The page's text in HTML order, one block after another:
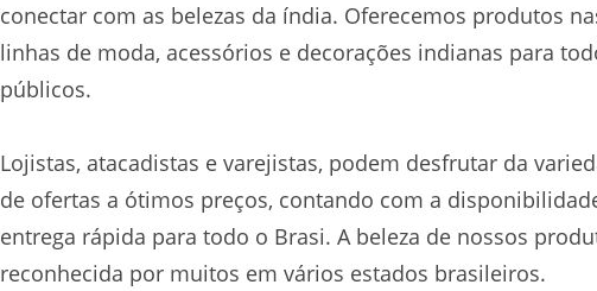
conectar com as belezas da índia. Oferecemos produtos
linhas de moda, acessórios e decorações indianas para
públicos.
Lojistas, atacadistas e varejistas, podem desfrutar da
de ofertas a ótimos preços, contando com a
entrega rápida para todo o Brasi. A beleza de nossos
reconhecida por muitos em vários estados brasileiros.